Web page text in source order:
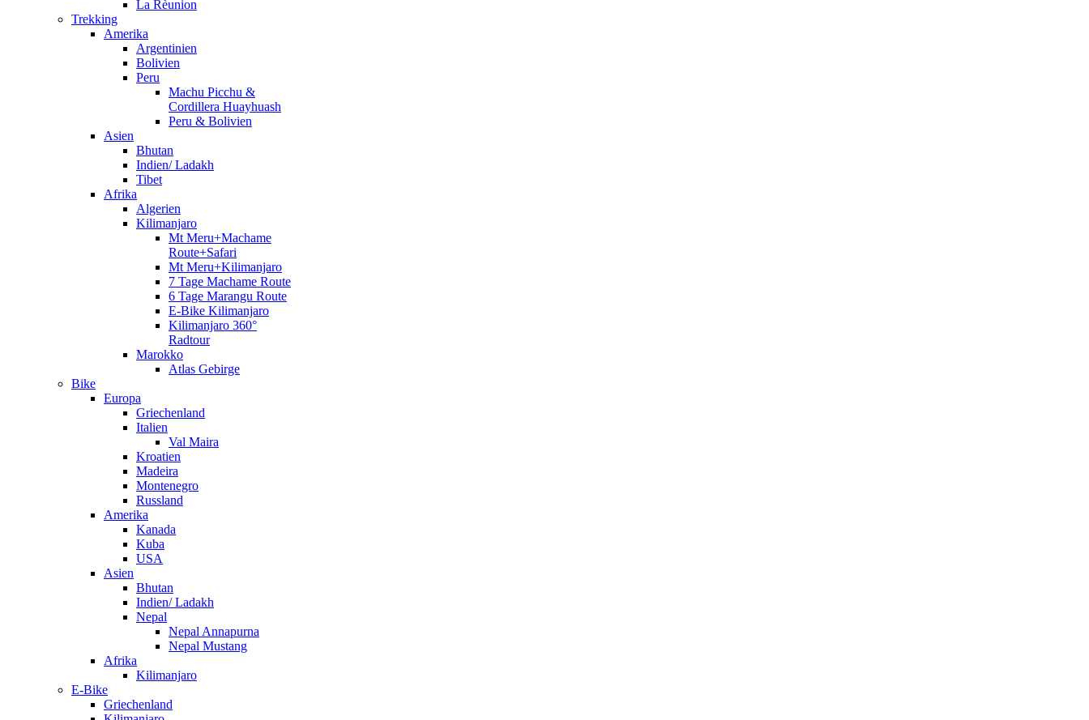
La Rèunion
Trekking
Amerika
Argentinien
Bolivien
Peru
Machu Picchu &
Cordillera Huayhuash
Peru & Bolivien
Asien
Bhutan
Indien/ Ladakh
Tibet
Afrika
Algerien
Kilimanjaro
Mt Meru+Machame
Route+Safari
Mt Meru+Kilimanjaro
7 Tage Machame Route
6 Tage Marangu Route
E-Bike Kilimanjaro
Kilimanjaro 360°
Radtour
Marokko
Atlas Gebirge
Bike
Europa
Griechenland
Italien
Val Maira
Kroatien
Madeira
Montenegro
Russland
Amerika
Kanada
Kuba
USA
Asien
Bhutan
Indien/ Ladakh
Nepal
Nepal Annapurna
Nepal Mustang
Afrika
Kilimanjaro
E-Bike
Griechenland